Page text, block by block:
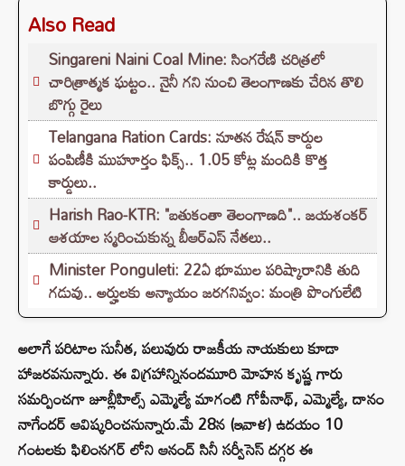
Also Read
Singareni Naini Coal Mine: సింగరేణి చరిత్రలో
చారిత్రాత్మక ఘట్టం.. నైనీ గని నుంచి తెలంగాణకు చేరిన తొలి
బొగ్గు రైలు
Telangana Ration Cards: నూతన రేషన్ కార్డుల
పంపిణీకి ముహూర్తం ఫిక్స్‌.. 1.05 కోట్ల మందికి కొత్త
కార్డులు..
Harish Rao-KTR: "బతుకంతా తెలంగాణది".. జయశంకర్
ఆశయాల స్మరించుకున్న బీఆర్ఎస్ నేతలు..
Minister Ponguleti: 22ఏ భూముల పరిష్కారానికి తుది
గడువు.. అర్హులకు అన్యాయం జరగనివ్వం: మంత్రి పొంగులేటి
అలాగే పరిటాల సునీత, పలువురు రాజకీయ నాయకులు కూడా
హాజరవనున్నారు. ఈ విగ్రహాన్నినందమూరి మోహన కృష్ణ గారు
సమర్పించగా జూబ్లీహిల్స్ ఎమ్మెల్యే మాగంటి గోపీనాథ్, ఎమ్మెల్యే, దానం
నాగేందర్ ఆవిష్కరించనున్నారు.మే 28న (ఇవాళ) ఉదయం 10
గంటలకు ఫిలింనగర్ లోని ఆనంద్ సినీ సర్వీసెస్ దగ్గర ఈ